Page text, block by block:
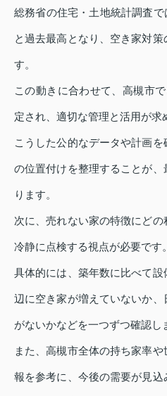
総務省の住宅・土地統計調査
と過去最高となり、空き家対
す。
この動きに合わせて、高槻市
定され、適切な管理と活用が求
こうした公的なデータや計画
の位置付けを整理することが
ります。
次に、売れない家の特徴にどの
冷静に点検する視点が必要です。
具体的には、築年数に比べて
辺に空き家が増えていないか
がないかなどを一つずつ確認し
また、高槻市全体の持ち家率
報を参考に、今後の需要が見